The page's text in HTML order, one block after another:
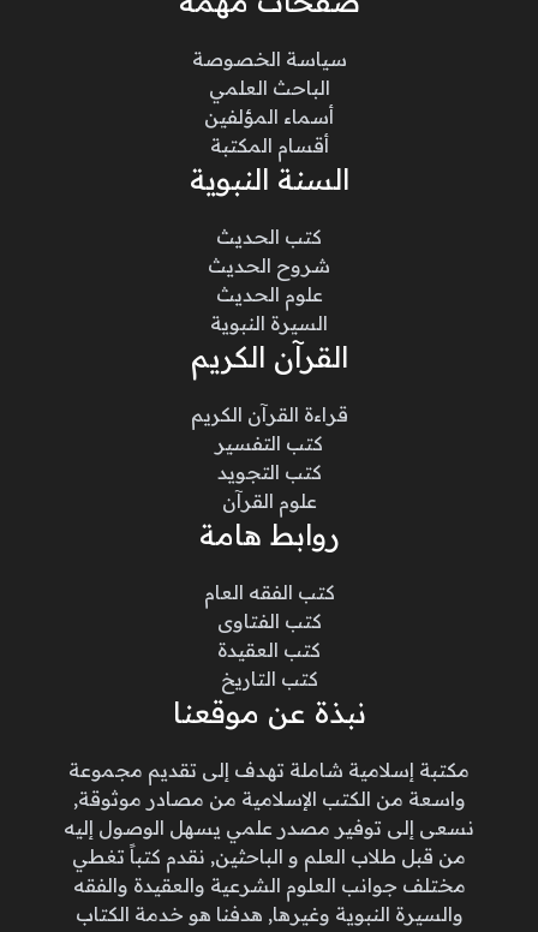
سياسة الخصوصة
الباحث العلمي
أسماء المؤلفين
أقسام المكتبة
السنة النبوية
كتب الحديث
شروح الحديث
علوم الحديث
السيرة النبوية
القرآن الكريم
قراءة القرآن الكريم
كتب التفسير
كتب التجويد
علوم القرآن
روابط هامة
كتب الفقه العام
كتب الفتاوى
كتب العقيدة
كتب التاريخ
نبذة عن موقعنا
مكتبة إسلامية شاملة تهدف إلى تقديم مجموعة
واسعة من الكتب الإسلامية من مصادر موثوقة,
نسعى إلى توفير مصدر علمي يسهل الوصول إليه
من قبل طلاب العلم و الباحثين, نقدم كتباً تغطي
مختلف جوانب العلوم الشرعية والعقيدة والفقه
والسيرة النبوية وغيرها, هدفنا هو خدمة الكتاب